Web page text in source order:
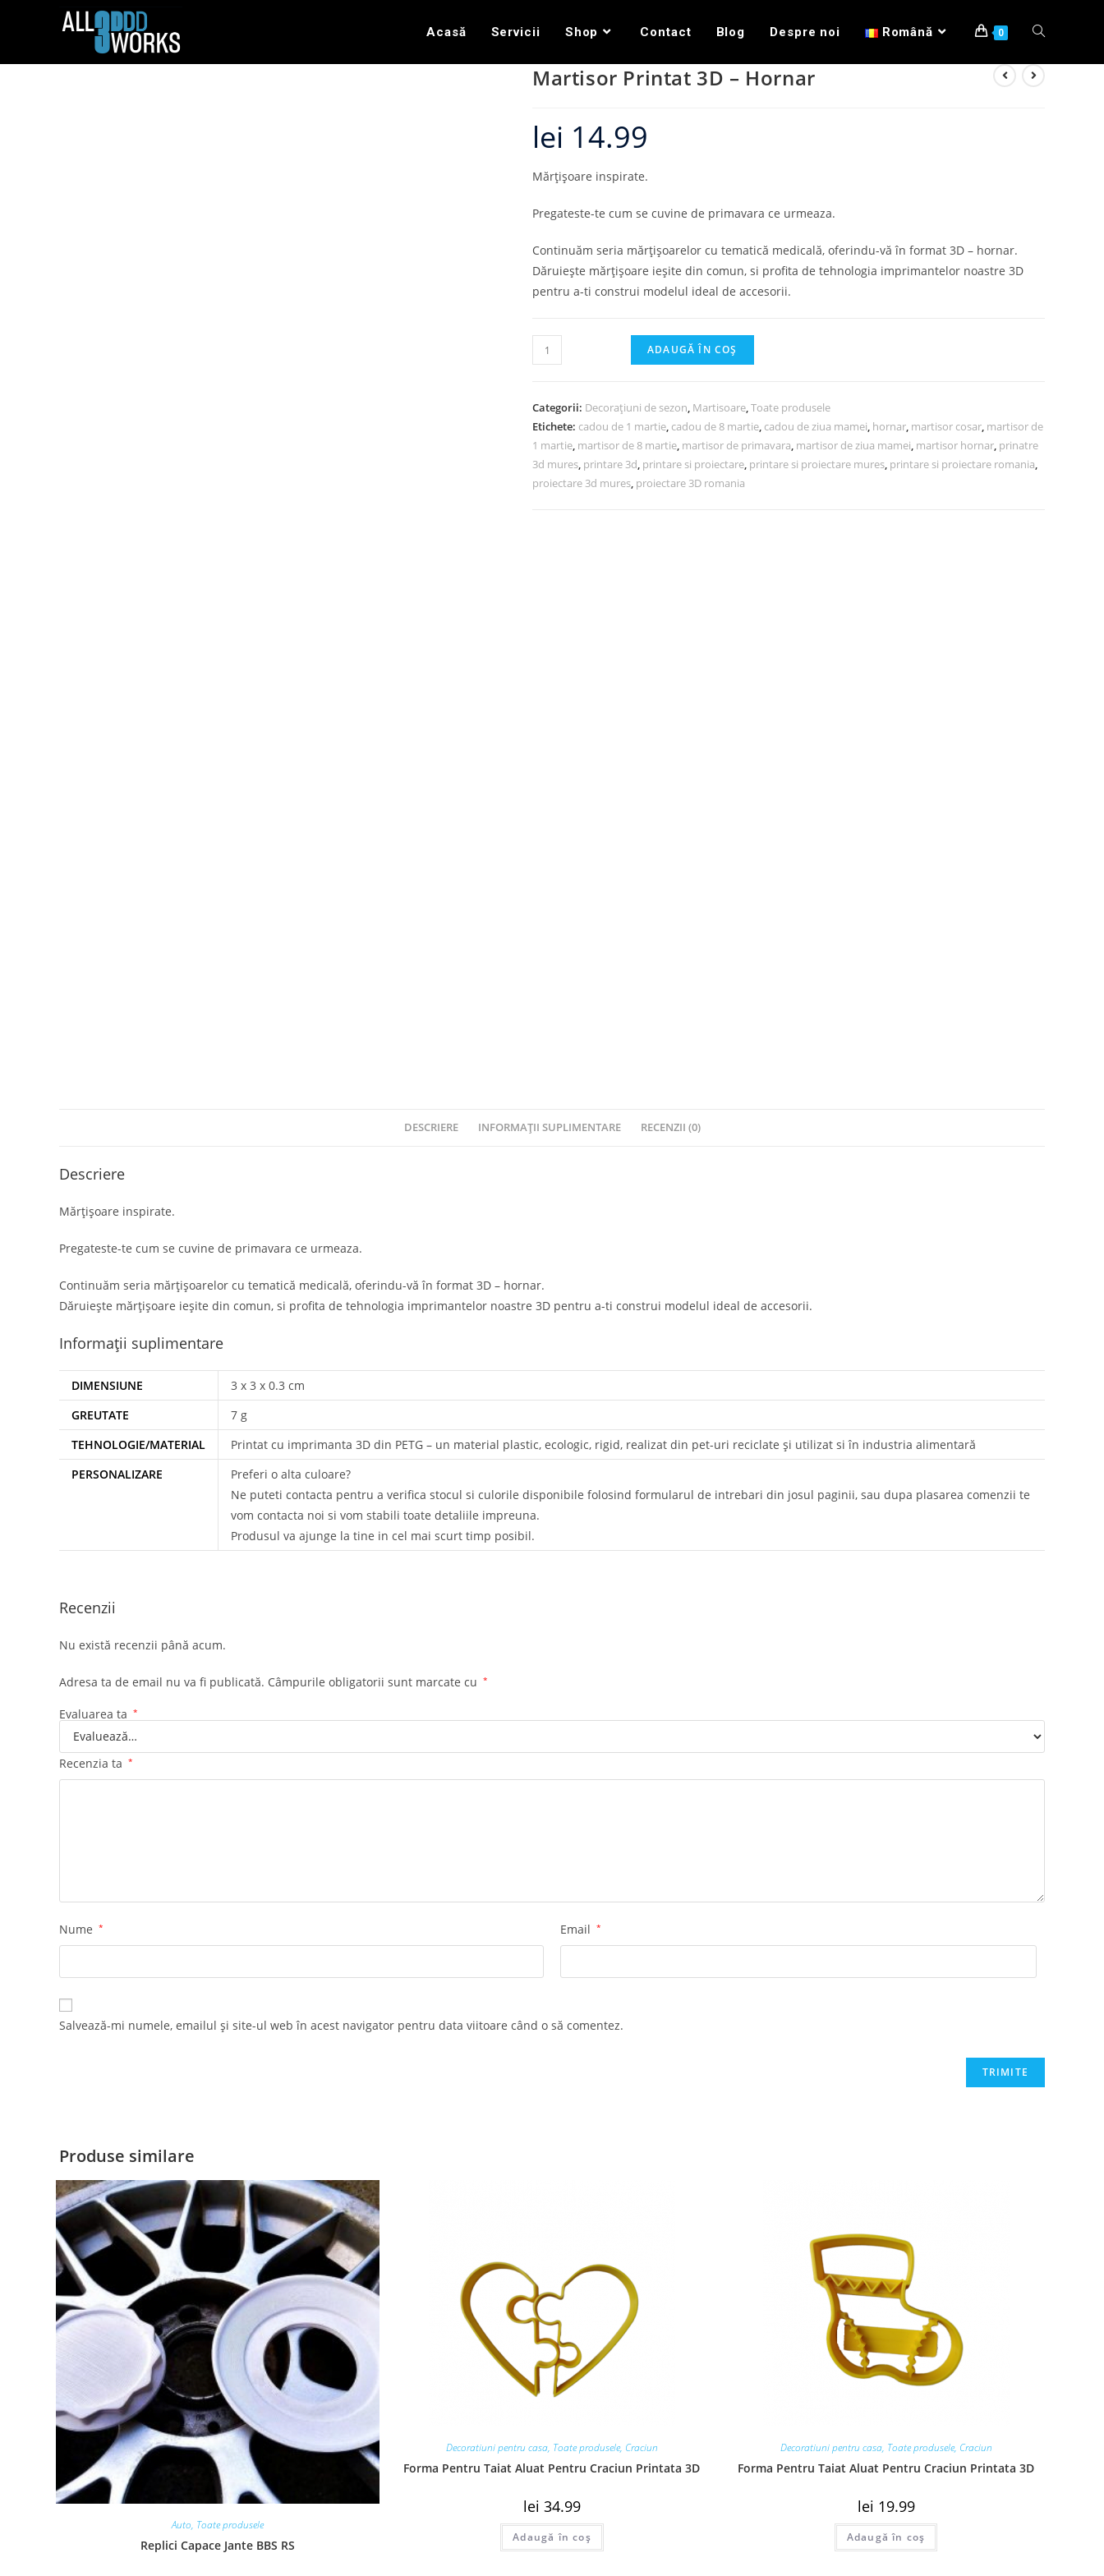
Acasă Servicii Shop Contact Blog Despre noi Română 0
Martisor Printat 3D – Hornar
lei 14.99
Mărțișoare inspirate.
Pregateste-te cum se cuvine de primavara ce urmeaza.
Continuăm seria mărțișoarelor cu tematică medicală, oferindu-vă în format 3D – hornar.
Dăruiește mărțișoare ieșite din comun, si profita de tehnologia imprimantelor noastre 3D
pentru a-ti construi modelul ideal de accesorii.
ADAUGĂ ÎN COȘ
Categorii: Decorațiuni de sezon, Martisoare,Toate produsele
Etichete: cadou de 1 martie, cadou de 8 martie, cadou de ziua mamei, hornar, martisor cosar, martisor de
1 martie, martisor de 8 martie, martisor de primavara, martisor de ziua mamei, martisor hornar, prinatre
3d mures, printare 3d, printare si proiectare, printare si proiectare mures, printare si proiectare romania,
proiectare 3d mures, proiectare 3D romania
DESCRIERE INFORMAȚII SUPLIMENTARE RECENZII (0)
Descriere
Mărțișoare inspirate.
Pregateste-te cum se cuvine de primavara ce urmeaza.
Continuăm seria mărțișoarelor cu tematică medicală, oferindu-vă în format 3D – hornar.
Dăruiește mărțișoare ieșite din comun, si profita de tehnologia imprimantelor noastre 3D pentru a-ti construi modelul ideal de accesorii.
Informații suplimentare
DIMENSIUNE
3 x 3 x 0.3 cm
GREUTATE
7 g
TEHNOLOGIE/MATERIAL
Printat cu imprimanta 3D din PETG – un material plastic, ecologic, rigid, realizat din pet-uri reciclate și utilizat si în industria alimentară
PERSONALIZARE
Preferi o alta culoare?
Ne puteti contacta pentru a verifica stocul si culorile disponibile folosind formularul de intrebari din josul paginii, sau dupa plasarea comenzii te
vom contacta noi si vom stabili toate detaliile impreuna.
Produsul va ajunge la tine in cel mai scurt timp posibil.
Recenzii
Nu există recenzii până acum.
Adresa ta de email nu va fi publicată. Câmpurile obligatorii sunt marcate cu *
Evaluarea ta *
Recenzia ta *
Nume * Email *
Salvează-mi numele, emailul și site-ul web în acest navigator pentru data viitoare când o să comentez.
Produse similare
Auto, Toate produsele
Replici Capace Jante BBS RS
Decoratiuni pentru casa, Toate produsele, Craciun
Forma Pentru Taiat Aluat Pentru Craciun Printata 3D
lei 34.99
Adaugă în coș
Decoratiuni pentru casa, Toate produsele, Craciun
Forma Pentru Taiat Aluat Pentru Craciun Printata 3D
lei 19.99
Adaugă în coș